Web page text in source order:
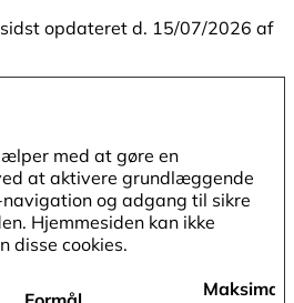
opdateret d. 15/07/2026 af
med at gøre en
at aktivere grundlæggende
og adgang til sikre
Hjemmesiden kan ikke
disse cookies.
Maksimal